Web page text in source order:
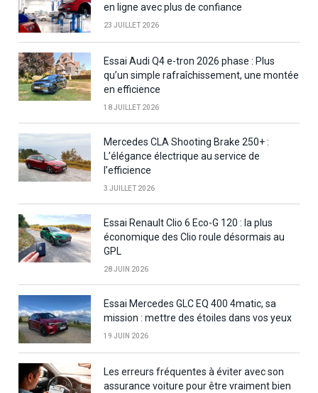
en ligne avec plus de confiance
23 JUILLET 2026
Essai Audi Q4 e-tron 2026 phase : Plus
qu’un simple rafraîchissement, une montée
en efficience
18 JUILLET 2026
Mercedes CLA Shooting Brake 250+ :
L’élégance électrique au service de
l’efficience
3 JUILLET 2026
Essai Renault Clio 6 Eco-G 120 : la plus
économique des Clio roule désormais au
GPL
28 JUIN 2026
Essai Mercedes GLC EQ 400 4matic, sa
mission : mettre des étoiles dans vos yeux
19 JUIN 2026
Les erreurs fréquentes à éviter avec son
assurance voiture pour être vraiment bien